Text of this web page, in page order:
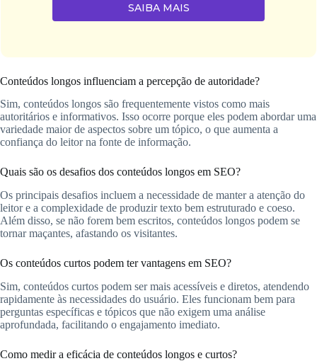
SAIBA MAIS
Conteúdos longos influenciam a percepção de autoridade?
Sim, conteúdos longos são frequentemente vistos como mais
autoritários e informativos. Isso ocorre porque eles podem abordar uma
variedade maior de aspectos sobre um tópico, o que aumenta a
confiança do leitor na fonte de informação.
Quais são os desafios dos conteúdos longos em SEO?
Os principais desafios incluem a necessidade de manter a atenção do
leitor e a complexidade de produzir texto bem estruturado e coeso.
Além disso, se não forem bem escritos, conteúdos longos podem se
tornar maçantes, afastando os visitantes.
Os conteúdos curtos podem ter vantagens em SEO?
Sim, conteúdos curtos podem ser mais acessíveis e diretos, atendendo
rapidamente às necessidades do usuário. Eles funcionam bem para
perguntas específicas e tópicos que não exigem uma análise
aprofundada, facilitando o engajamento imediato.
Como medir a eficácia de conteúdos longos e curtos?